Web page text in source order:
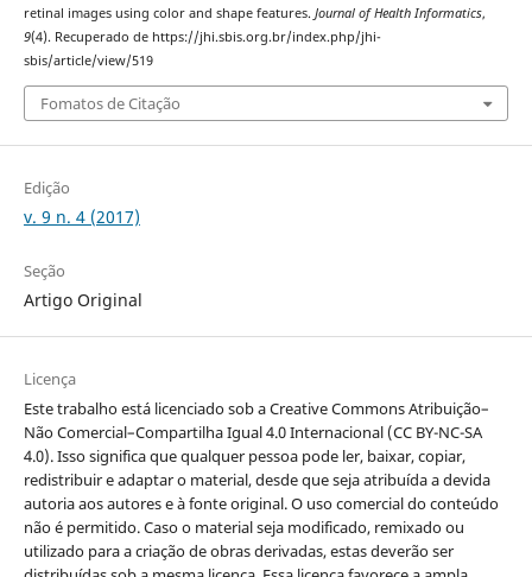
retinal images using color and shape features. Journal of Health Informatics,
9(4). Recuperado de https://jhi.sbis.org.br/index.php/jhi-
sbis/article/view/519
Fomatos de Citação
Edição
v. 9 n. 4 (2017)
Seção
Artigo Original
Licença
Este trabalho está licenciado sob a Creative Commons Atribuição–
Não Comercial–Compartilha Igual 4.0 Internacional (CC BY-NC-SA
4.0). Isso significa que qualquer pessoa pode ler, baixar, copiar,
redistribuir e adaptar o material, desde que seja atribuída a devida
autoria aos autores e à fonte original. O uso comercial do conteúdo
não é permitido. Caso o material seja modificado, remixado ou
utilizado para a criação de obras derivadas, estas deverão ser